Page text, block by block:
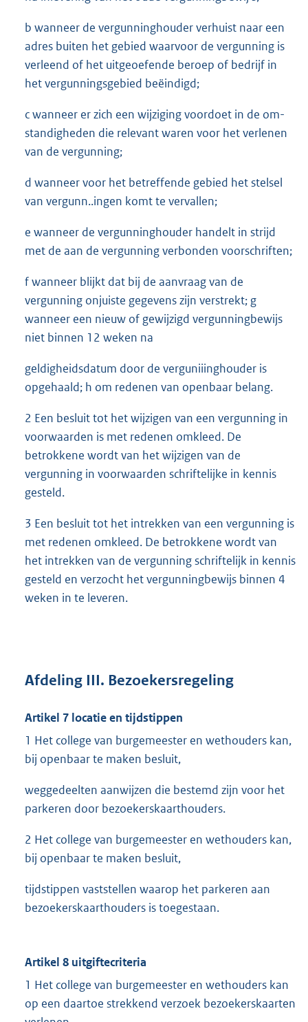
b wanneer de vergunninghouder verhuist naar een
adres buiten het gebied waarvoor de vergunning is
verleend of het uitgeoefende beroep of bedrijf in
het vergunningsgebied beëindigd;
c wanneer er zich een wijziging voordoet in de om-
standigheden die relevant waren voor het verlenen
van de vergunning;
d wanneer voor het betreffende gebied het stelsel
van vergunn..ingen komt te vervallen;
e wanneer de vergunninghouder handelt in strijd
met de aan de vergunning verbonden voorschriften;
f wanneer blijkt dat bij de aanvraag van de
vergunning onjuiste gegevens zijn verstrekt; g
wanneer een nieuw of gewijzigd vergunningbewijs
niet binnen 12 weken na
geldigheidsdatum door de verguniiinghouder is
opgehaald; h om redenen van openbaar belang.
2 Een besluit tot het wijzigen van een vergunning in
voorwaarden is met redenen omkleed. De
betrokkene wordt van het wijzigen van de
vergunning in voorwaarden schriftelijke in kennis
gesteld.
3 Een besluit tot het intrekken van een vergunning is
met redenen omkleed. De betrokkene wordt van
het intrekken van de vergunning schriftelijk in kennis
gesteld en verzocht het vergunningbewijs binnen 4
weken in te leveren.
Afdeling III. Bezoekersregeling
Artikel 7 locatie en tijdstippen
1 Het college van burgemeester en wethouders kan,
bij openbaar te maken besluit,
weggedeelten aanwijzen die bestemd zijn voor het
parkeren door bezoekerskaarthouders.
2 Het college van burgemeester en wethouders kan,
bij openbaar te maken besluit,
tijdstippen vaststellen waarop het parkeren aan
bezoekerskaarthouders is toegestaan.
Artikel 8 uitgiftecriteria
1 Het college van burgemeester en wethouders kan
op een daartoe strekkend verzoek bezoekerskaarten